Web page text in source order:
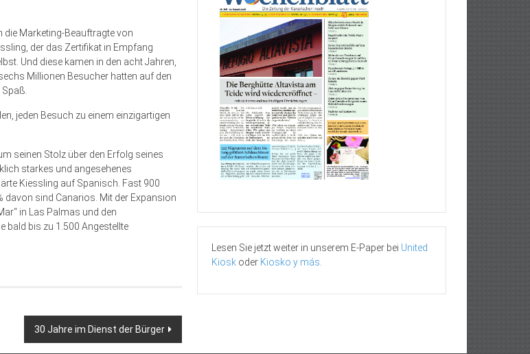
die Marketing-Beauftragte von
der das Zertifikat in Empfang
Und diese kamen in den acht Jahren,
Millionen Besucher hatten auf den
jeden Besuch zu einem einzigartigen
seinen Stolz über den Erfolg seines
starkes und angesehenes
Kiessling auf Spanisch. Fast 900
davon sind Canarios. Mit der Expansion
in Las Palmas und den
bald bis zu 1.500 Angestellte
30 Jahre im Dienst der Bürger
Lesen Sie jetzt weiter in unserem E-Paper bei United
Kiosk oder Kiosko y más